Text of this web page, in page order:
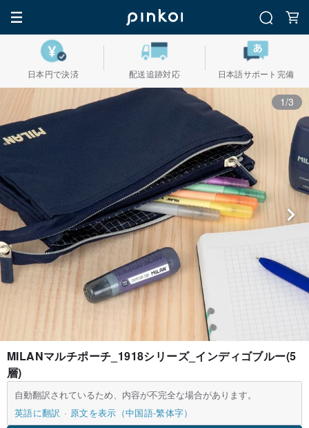
日本円で決済 配送追跡対応 日本語サポート完備
1/3
MILANマルチポーチ_1918シリーズ_インディゴブルー(5
層)
自動翻訳されているため、内容が不完全な場合があります。
英語に翻訳
原文を表示（中国語-繁体字）